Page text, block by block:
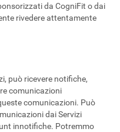
da CogniFit o dai
rivedere attentamente
può ricevere notifiche,
comunicazioni
comunicazioni. Può
dai Servizi
innotifiche. Potremmo